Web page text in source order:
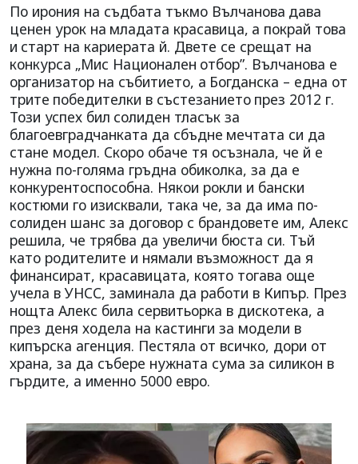
По ирония на съдбата тъкмо Вълчанова дава
ценен урок на младата красавица, а покрай това
и старт на кариерата й. Двете се срещат на
конкурса „Мис Национален отбор”. Вълчанова е
организатор на събитието, а Богданска – една от
трите победителки в състезанието през 2012 г.
Този успех бил солиден тласък за
благоевградчанката да сбъдне мечтата си да
стане модел. Скоро обаче тя осъзнала, че й е
нужна по-голяма гръдна обиколка, за да е
конкурентоспособна. Някои рокли и бански
костюми го изисквали, така че, за да има по-
солиден шанс за договор с брандовете им, Алекс
решила, че трябва да увеличи бюста си. Тъй
като родителите и нямали възможност да я
финансират, красавицата, която тогава още
учела в УНСС, заминала да работи в Кипър. През
нощта Алекс била сервитьорка в дискотека, а
през деня ходела на кастинги за модели в
кипърска агенция. Пестяла от всичко, дори от
храна, за да събере нужната сума за силикон в
гърдите, а именно 5000 евро.